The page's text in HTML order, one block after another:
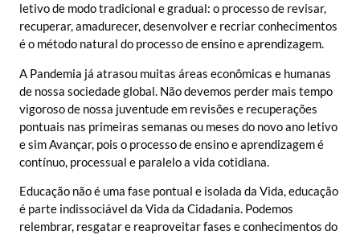
letivo de modo tradicional e gradual: o processo de revisar,
recuperar, amadurecer, desenvolver e recriar conhecimentos
é o método natural do processo de ensino e aprendizagem.
A Pandemia já atrasou muitas áreas econômicas e humanas
de nossa sociedade global. Não devemos perder mais tempo
vigoroso de nossa juventude em revisões e recuperações
pontuais nas primeiras semanas ou meses do novo ano letivo
e sim Avançar, pois o processo de ensino e aprendizagem é
contínuo, processual e paralelo a vida cotidiana.
Educação não é uma fase pontual e isolada da Vida, educação
é parte indissociável da Vida da Cidadania. Podemos
relembrar, resgatar e reaproveitar fases e conhecimentos do